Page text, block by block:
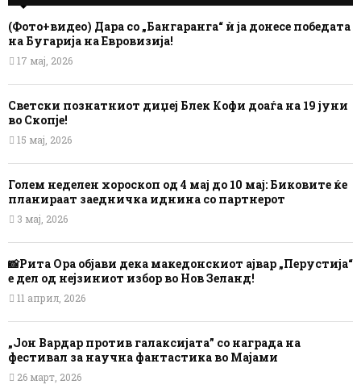
(Фото+видео) Дара со „Бангаранга“ ѝ ја донесе победата
на Бугарија на Евровизија!
17 мај, 2026
Светски познатниот диџеј Блек Кофи доаѓа на 19 јуни
во Скопје!
15 мај, 2026
Голем неделен хороскоп од 4 мај до 10 мај: Биковите ќе
планираат заедничка иднина со партнерот
3 мај, 2026
📸Рита Ора објави дека македонскиот ајвар „Перустија“
е дел од нејзиниот избор во Нов Зеланд!
11 април, 2026
„Јон Вардар против галаксијата” со награда на
фестивал за научна фантастика во Мајами
26 март, 2026